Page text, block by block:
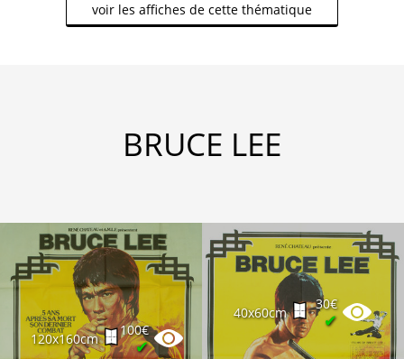
voir les affiches de cette thématique
BRUCE LEE
120x160cm
100€
✔
40x60cm
30€
✔